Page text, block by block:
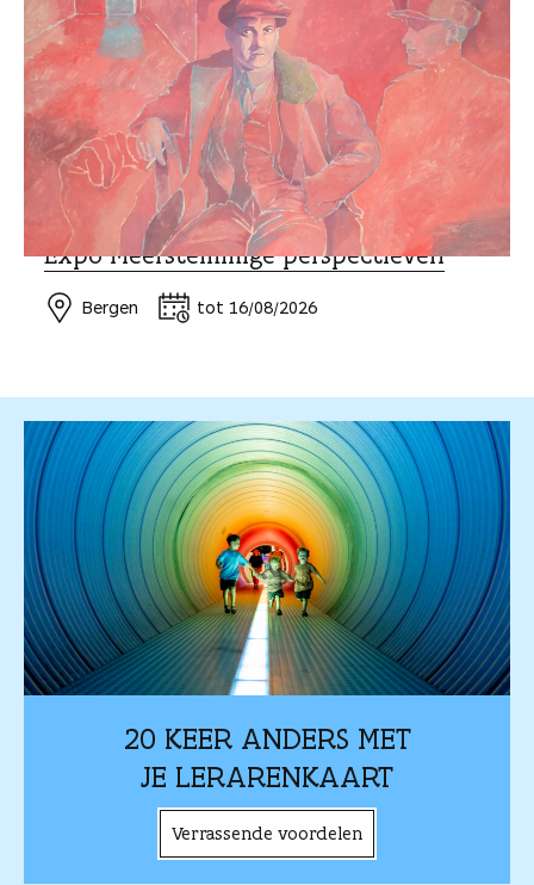
MUSEUM EN EXPO
Expo Meerstemmige perspectieven
Bergen tot 16/08/2026
20 KEER ANDERS MET
JE LERARENKAART
Verrassende voordelen